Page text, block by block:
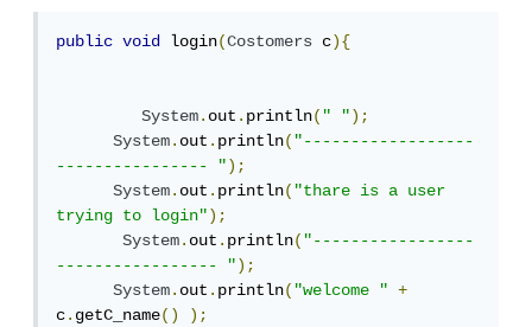
public void login(Costomers c){
System.out.println(" ");
System.out.println("------------------
---------------- ");
System.out.println("thare is a user
trying to login");
System.out.println("-----------------
----------------- ");
System.out.println("welcome "
+
c.getC_name()
);